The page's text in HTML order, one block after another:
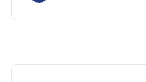
Alerts ontvangen